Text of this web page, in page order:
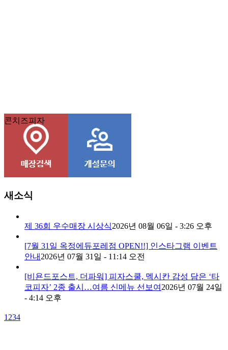
콘치즈피자
새소식
제 36회 우수매장 시상식2026년 08월 06일 - 3:26 오후
[7월 31일 옥정에듀포레점 OPEN!!] 인스타그램 이벤트
안내 2026년 07월 31일 - 11:14 오전
[비욘드포스트, 더파워] 피자스쿨, 멕시칸 감성 담은 ‘타
코피자’ 2종 출시…여름 신메뉴 선보여 2026년 07월 24일
- 4:14 오후
1234